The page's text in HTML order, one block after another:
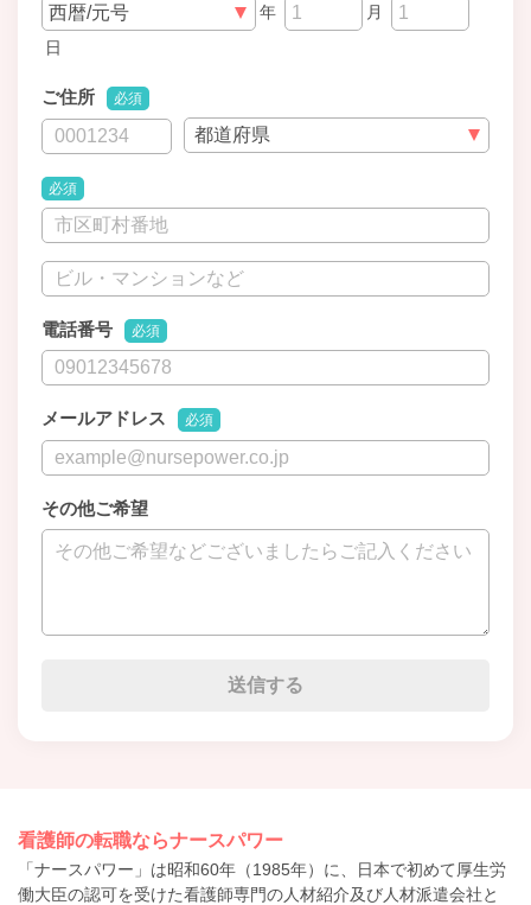
年
月
日
ご住所 必須
必須
電話番号 必須
メールアドレス 必須
その他ご希望
看護師の転職ならナースパワー
「ナースパワー」は昭和60年（1985年）に、日本で初めて厚生労
働大臣の認可を受けた看護師専門の人材紹介及び人材派遣会社と